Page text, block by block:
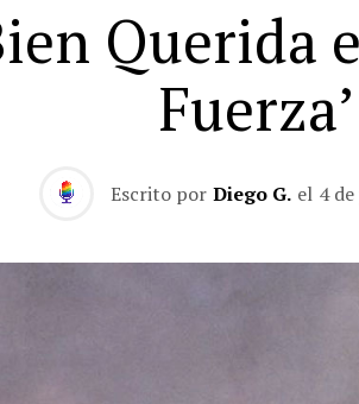
Querida
Fuerza’
Escrito por Diego G. el 4